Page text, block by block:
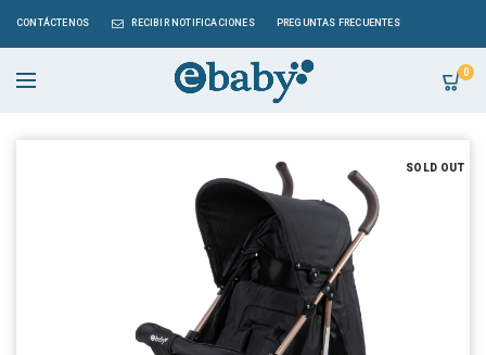
CONTÁCTENOS RECIBIR NOTIFICACIONES PREGUNTAS FRECUENTES
0
SOLD OUT